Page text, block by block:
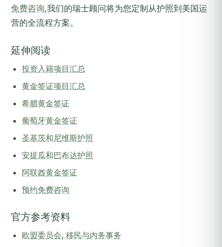
免费咨询,我们的瑞士顾问将为您定制从护照到美国运
营的全流程方案。
延伸阅读
投资入籍项目汇总
黄金签证项目汇总
希腊黄金签证
葡萄牙黄金签证
圣基茨和尼维斯护照
安提瓜和巴布达护照
阿联酋黄金签证
预约免费咨询
官方参考资料
欧盟委员会, 移民与内务事务